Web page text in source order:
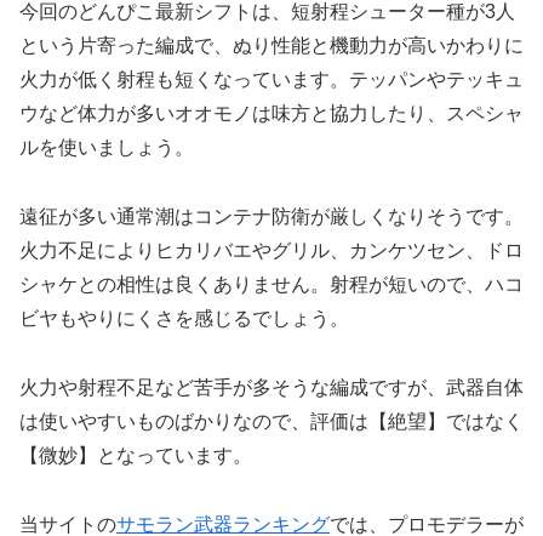
今回のどんぴこ最新シフトは、短射程シューター種が3人
という片寄った編成で、ぬり性能と機動力が高いかわりに
火力が低く射程も短くなっています。テッパンやテッキュ
ウなど体力が多いオオモノは味方と協力したり、スペシャ
ルを使いましょう。
遠征が多い通常潮はコンテナ防衛が厳しくなりそうです。
火力不足によりヒカリバエやグリル、カンケツセン、ドロ
シャケとの相性は良くありません。射程が短いので、ハコ
ビヤもやりにくさを感じるでしょう。
火力や射程不足など苦手が多そうな編成ですが、武器自体
は使いやすいものばかりなので、評価は【絶望】ではなく
【微妙】となっています。
当サイトのサモラン武器ランキングでは、プロモデラーが